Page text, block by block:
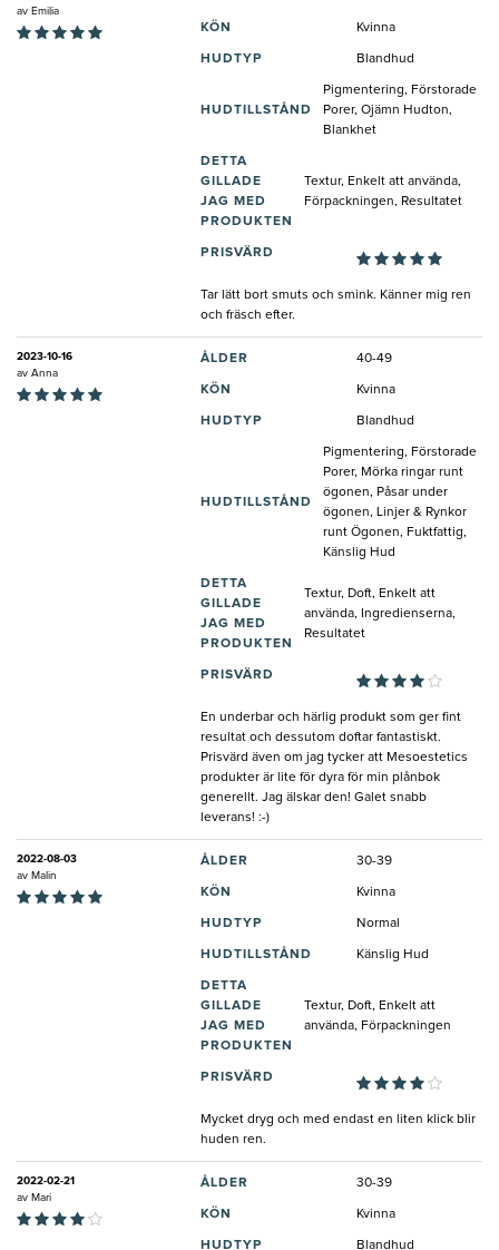
av Emilia
KÖN Kvinna
HUDTYP Blandhud
HUDTILLSTÅND
Pigmentering, Förstorade
Porer, Ojämn Hudton,
Blankhet
DETTA
GILLADE
JAG MED
PRODUKTEN
Textur, Enkelt att använda,
Förpackningen, Resultatet
PRISVÄRD
Tar lätt bort smuts och smink. Känner mig ren
och fräsch efter.
2023-10-16
av Anna
ÅLDER 40-49
KÖN Kvinna
HUDTYP Blandhud
HUDTILLSTÅND
Pigmentering, Förstorade
Porer, Mörka ringar runt
ögonen, Påsar under
ögonen, Linjer & Rynkor
runt Ögonen, Fuktfattig,
Känslig Hud
DETTA
GILLADE
JAG MED
PRODUKTEN
Textur, Doft, Enkelt att
använda, Ingredienserna,
Resultatet
PRISVÄRD
En underbar och härlig produkt som ger fint
resultat och dessutom doftar fantastiskt.
Prisvärd även om jag tycker att Mesoestetics
produkter är lite för dyra för min plånbok
generellt. Jag älskar den! Galet snabb
leverans! :-)
2022-08-03
av Malin
ÅLDER 30-39
KÖN Kvinna
HUDTYP Normal
HUDTILLSTÅND Känslig Hud
DETTA
GILLADE
JAG MED
PRODUKTEN
Textur, Doft, Enkelt att
använda, Förpackningen
PRISVÄRD
Mycket dryg och med endast en liten klick blir
huden ren.
2022-02-21
av Mari
ÅLDER 30-39
KÖN Kvinna
HUDTYP Blandhud